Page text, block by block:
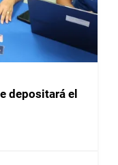
depositará el